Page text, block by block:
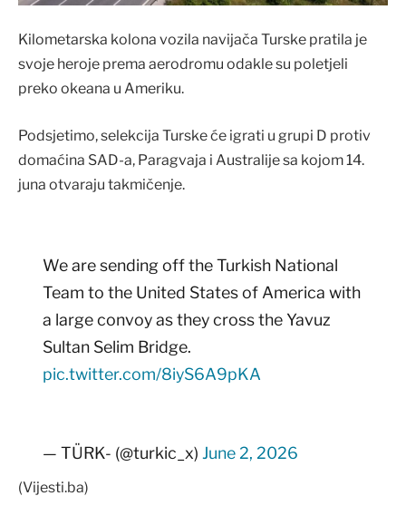
Kilometarska kolona vozila navijača Turske pratila je
svoje heroje prema aerodromu odakle su poletjeli
preko okeana u Ameriku.
Podsjetimo, selekcija Turske će igrati u grupi D protiv
domaćina SAD-a, Paragvaja i Australije sa kojom 14.
juna otvaraju takmičenje.
We are sending off the Turkish National
Team to the United States of America with
a large convoy as they cross the Yavuz
Sultan Selim Bridge.
pic.twitter.com/8iyS6A9pKA
— TÜRK- (@turkic_x) June 2, 2026
(Vijesti.ba)